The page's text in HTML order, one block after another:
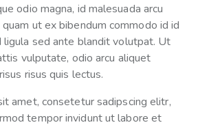
odio magna, id malesuada arcu
ut ex bibendum commodo id id
ligula sed ante blandit volutpat. Ut
vulputate, odio arcu aliquet
risus quis lectus.
amet, consetetur sadipscing elitr,
tempor invidunt ut labore et